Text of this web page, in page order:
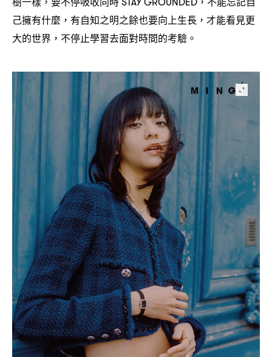
己擁有什麼 ， 有自知之明之餘也要向上生長 ， 才能看見更
大的世界 ， 不停止學習去面對時間的考驗。